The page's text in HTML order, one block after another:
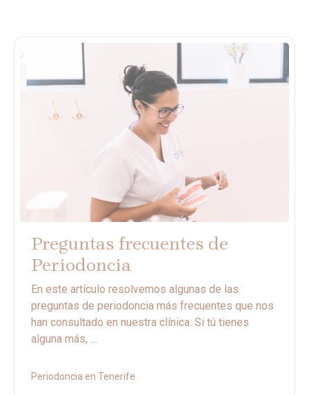
Preguntas frecuentes de
Periodoncia
En este artículo resolvemos algunas de las
preguntas de periodoncia más frecuentes que nos
han consultado en nuestra clínica. Si tú tienes
alguna más, …
Periodoncia en Tenerife